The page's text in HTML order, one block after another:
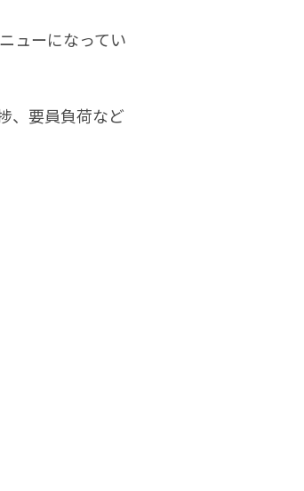
ューになってい
、要員負荷など